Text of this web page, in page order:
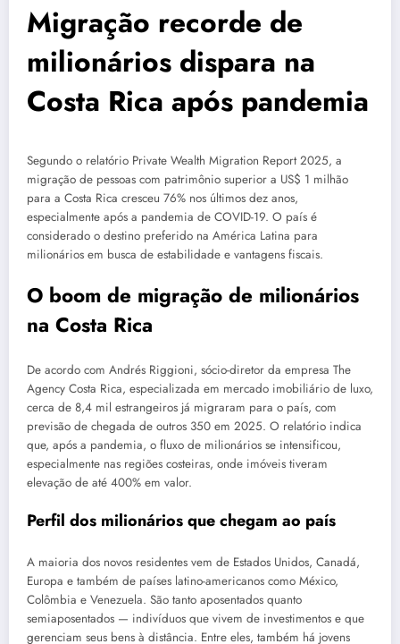
Migração recorde de
milionários dispara na
Costa Rica após pandemia
Segundo o relatório Private Wealth Migration Report 2025, a
migração de pessoas com patrimônio superior a US$ 1 milhão
para a Costa Rica cresceu 76% nos últimos dez anos,
especialmente após a pandemia de COVID-19. O país é
considerado o destino preferido na América Latina para
milionários em busca de estabilidade e vantagens fiscais.
O boom de migração de milionários
na Costa Rica
De acordo com Andrés Riggioni, sócio-diretor da empresa The
Agency Costa Rica, especializada em mercado imobiliário de luxo,
cerca de 8,4 mil estrangeiros já migraram para o país, com
previsão de chegada de outros 350 em 2025. O relatório indica
que, após a pandemia, o fluxo de milionários se intensificou,
especialmente nas regiões costeiras, onde imóveis tiveram
elevação de até 400% em valor.
Perfil dos milionários que chegam ao país
A maioria dos novos residentes vem de Estados Unidos, Canadá,
Europa e também de países latino-americanos como México,
Colômbia e Venezuela. São tanto aposentados quanto
semiaposentados — indivíduos que vivem de investimentos e que
gerenciam seus bens à distância. Entre eles, também há jovens